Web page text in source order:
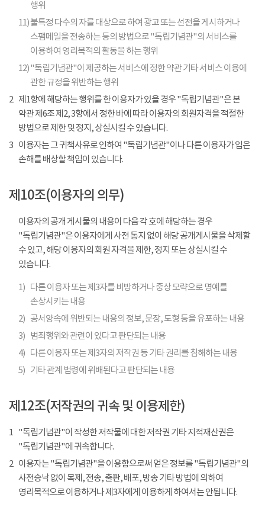
행위
11)불특정 다수의 자를 대상으로 하여 광고 또는 선전을 게시하거나
스팸메일을 전송하는 등의 방법으로 "독립기념관"의 서비스를
이용하여 영리목적의 활동을 하는 행위
12)"독립기념관"이 제공하는 서비스에 정한 약관 기타 서비스 이용에
관한 규정을 위반하는 행위
2 제1항에 해당하는 행위를 한 이용자가 있을 경우 "독립기념관"은 본
약관 제6조 제2, 3항에서 정한 바에 따라 이용자의 회원자격을 적절한
방법으로 제한 및 정지, 상실시킬 수 있습니다.
3 이용자는 그 귀책사유로 인하여 "독립기념관"이나 다른 이용자가 입은
손해를 배상할 책임이 있습니다.
제10조(이용자의 의무)
이용자의 공개 게시물의 내용이 다음 각 호에 해당하는 경우
"독립기념관"은 이용자에게 사전 통지 없이 해당 공개게시물을 삭제할
수 있고, 해당 이용자의 회원 자격을 제한, 정지 또는 상실시킬 수
있습니다.
1) 다른 이용자 또는 제3자를 비방하거나 중상 모략으로 명예를
손상시키는 내용
2) 공서양속에 위반되는 내용의 정보, 문장, 도형 등을 유포하는 내용
3)
범죄행위와 관련이 있다고 판단되는 내용
4) 다른 이용자 또는 제3자의 저작권 등 기타 권리를 침해하는 내용
5) 기타 관계 법령에 위배된다고 판단되는 내용
제12조(저작권의 귀속 및 이용제한)
1 "독립기념관"이 작성한 저작물에 대한 저작권 기타 지적재산권은
"독립기념관"에 귀속합니다.
2 이용자는 "독립기념관"을 이용함으로써 얻은 정보를 "독립기념관"의
사전승낙 없이 복제, 전송, 출판, 배포, 방송 기타 방법에 의하여
영리목적으로 이용하거나 제3자에게 이용하게 하여서는 안됩니다.